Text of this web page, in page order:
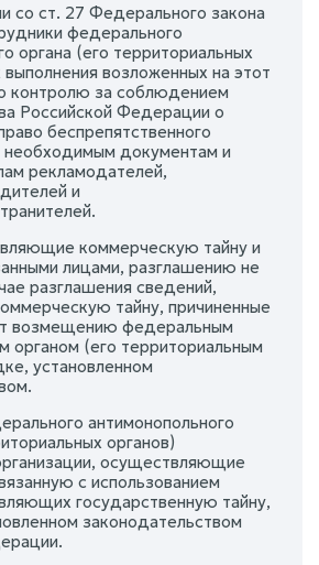
со ст. 27 Федерального закона
федерального
органа (его территориальных
выполнения возложенных на этот
контролю за соблюдением
Российской Федерации о
беспрепятственного
необходимым документам и
рекламодателей,
и
коммерческую тайну и
лицами, разглашению не
разглашения сведений,
тайну, причиненные
возмещению федеральным
органом (его территориальным
установленном
антимонопольного
органов)
осуществляющие
с использованием
государственную тайну,
законодательством